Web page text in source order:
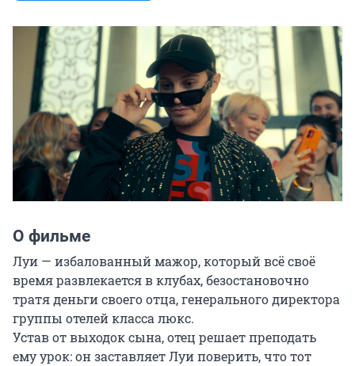
О фильме
Луи — избалованный мажор, который всё своё
время развлекается в клубах, безостановочно
тратя деньги своего отца, генерального директора
группы отелей класса люкс.
Устав от выходок сына, отец решает преподать
ему урок: он заставляет Луи поверить, что тот